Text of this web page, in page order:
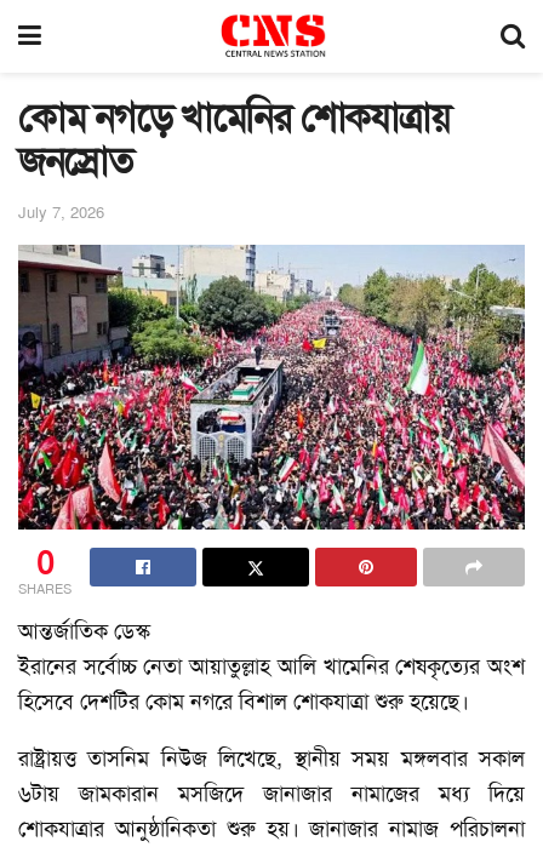
কোম নগড়ে খামেনির শোকযাত্রায়
জনস্রোত
July 7, 2026
0
SHARES
আন্তর্জাতিক ডেস্ক
ইরানের সর্বোচ্চ নেতা আয়াতুল্লাহ আলি খামেনির শেষকৃত্যের অংশ
হিসেবে দেশটির কোম নগরে বিশাল শোকযাত্রা শুরু হয়েছে।
রাষ্ট্রায়ত্ত তাসনিম নিউজ লিখেছে, স্থানীয় সময় মঙ্গলবার সকাল
৬টায় জামকারান মসজিদে জানাজার নামাজের মধ্য দিয়ে
শোকযাত্রার আনুষ্ঠানিকতা শুরু হয়। জানাজার নামাজ পরিচালনা